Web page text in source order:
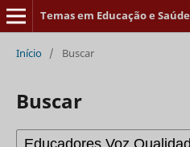
Temas em Educação e Saúde
Início / Buscar
Buscar